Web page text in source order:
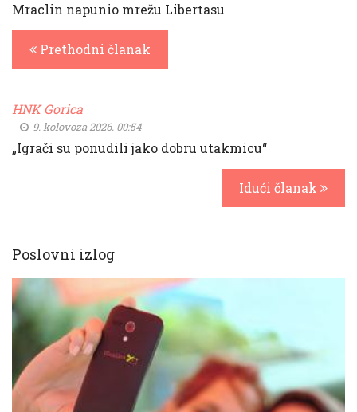
Mraclin napunio mrežu Libertasu
Prethodni članak
HNK Gorica
9. kolovoza 2026. 00:54
„Igrači su ponudili jako dobru utakmicu“
Idući članak
Poslovni izlog